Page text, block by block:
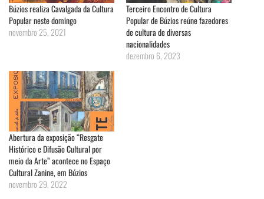
Búzios realiza Cavalgada da Cultura
Popular neste domingo
novembro 25, 2021
Terceiro Encontro de Cultura
Popular de Búzios reúne fazedores
de cultura de diversas
nacionalidades
dezembro 6, 2023
Abertura da exposição “Resgate
Histórico e Difusão Cultural por
meio da Arte” acontece no Espaço
Cultural Zanine, em Búzios
novembro 29, 2022